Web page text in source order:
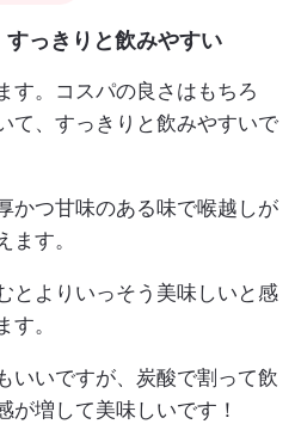
っきりと飲みやすい
す。コスパの良さはもちろ
て、すっきりと飲みやすいで
かつ甘味のある味で喉越しが
ます。
とよりいっそう美味しいと感
す。
いいですが、炭酸で割って飲
が増して美味しいです！